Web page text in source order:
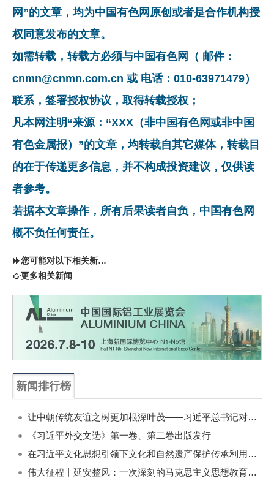
网”的文章，均为中国有色网原创或者是合作机构授
权同意发布的文章。
如需转载，转载方必须与中国有色网（ 邮件：
cnmn@cnmn.com.cn 或 电话：010-63971479）
联系，签署授权协议，取得转载授权；
凡本网注明“来源：“XXX（非中国有色网或非中国
有色金属报）”的文章，均转载自其它媒体，转载目
的在于传递更多信息，并不构成投资建议，仅供读
者参考。
若据本文章操作，所有后果读者自负，中国有色网
概不负任何责任。
您可能对以下相关新闻同样感兴趣
更多相关新闻
新闻排行榜
让中朝传统友谊之树更加根深叶茂——习近平总书记对朝鲜进行国事访问纪实
《习近平外交文选》第一卷、第二卷出版发行
在习近平文化思想引领下文化和自然遗产保护传承利用工作开创新局面
伟大征程丨延安整风：一次深刻的马克思主义思想教育运动